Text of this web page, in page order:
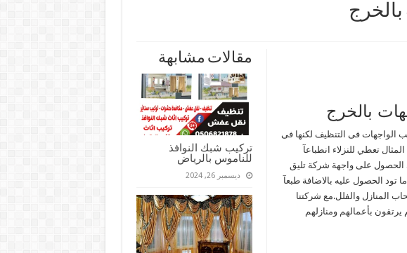
مقالات مشابهة
تركيب شبك النوافذ
للناموس بالرياض
ديسمبر 26, 2024
بالخرج
الواجهات فى التنظيف لكنها فى
تعطي للنزلاء انطباعآ
الحصول على واجهة شركة تليق
الحصول عليه بالاضافة طبعآ
المنازل والفلل.مع شركتنا
بأعمالهم ومنازلهم